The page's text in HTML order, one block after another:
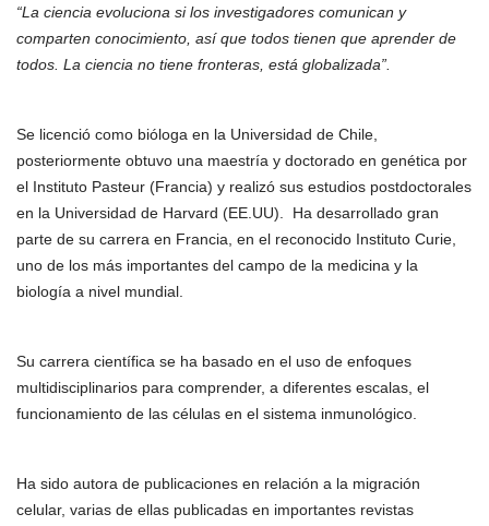
“La ciencia evoluciona si los investigadores comunican y
comparten conocimiento, así que todos tienen que aprender de
todos. La ciencia no tiene fronteras, está globalizada”.
Se licenció como bióloga en la Universidad de Chile,
posteriormente obtuvo una maestría y doctorado en genética por
el Instituto Pasteur (Francia) y realizó sus estudios postdoctorales
en la Universidad de Harvard (EE.UU). Ha desarrollado gran
parte de su carrera en Francia, en el reconocido Instituto Curie,
uno de los más importantes del campo de la medicina y la
biología a nivel mundial.
Su carrera científica se ha basado en el uso de enfoques
multidisciplinarios para comprender, a diferentes escalas, el
funcionamiento de las células en el sistema inmunológico.
Ha sido autora de publicaciones en relación a la migración
celular, varias de ellas publicadas en importantes revistas